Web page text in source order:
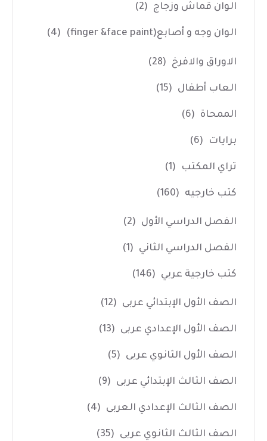
الوان قماش وزجاج (2)
الوان وجه و أصابع(finger &face paint) (4)
الاوراق والافرخ (28)
العاب أطفال (15)
الممحاة (6)
برايات (6)
تراي المكتب (1)
كتب خارجيه (160)
الفصل الدراسي الأول (2)
الفصل الدراسي الثاني (1)
كتب خارجية عربي (146)
الصف الأول الإبتدائي عربى (12)
الصف الأول الإعدادي عربى (13)
الصف الأول الثانوي عربى (5)
الصف الثالث الإبتدائي عربى (9)
الصف الثالث الإعدادي العربى (4)
الصف الثالث الثانوي عربى (35)